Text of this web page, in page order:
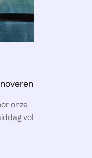
onze
vol